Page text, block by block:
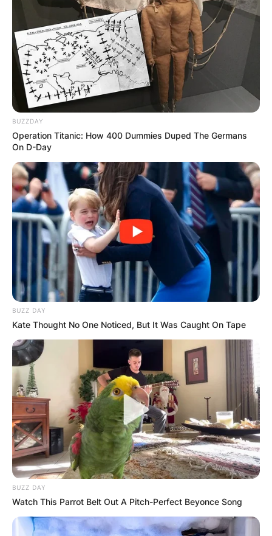
BUZZDAY
Operation Titanic: How 400 Dummies Duped The Germans
On D-Day
BUZZ DAY
Kate Thought No One Noticed, But It Was Caught On Tape
BUZZ DAY
Watch This Parrot Belt Out A Pitch-Perfect Beyonce Song